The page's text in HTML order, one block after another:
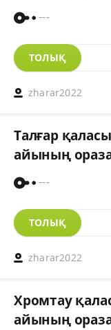
---
ТОЛЫҚ
zharar2022
Талғар
айының ораза
---
ТОЛЫҚ
zharar2022
Хромтау
айының ораза